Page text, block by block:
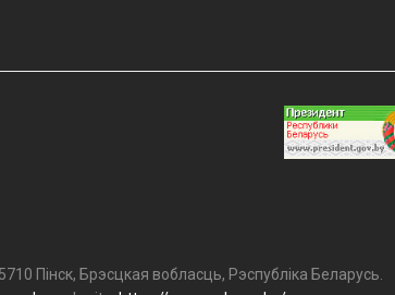
Пінск, Брэсцкая вобласць, Рэспубліка Беларусь.